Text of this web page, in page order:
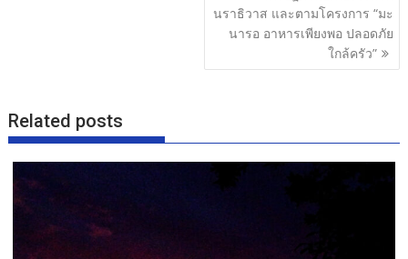
นราธิวาส และตามโครงการ “มะ
นารอ อาหารเพียงพอ ปลอดภัย
ใกล้ครัว”
Related posts